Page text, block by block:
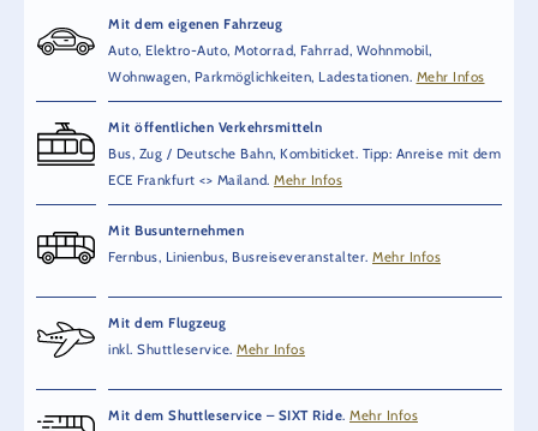
Mit dem eigenen Fahrzeug
Auto, Elektro-Auto, Motorrad, Fahrrad, Wohnmobil,
Wohnwagen, Parkmöglichkeiten, Ladestationen. Mehr Infos
Mit öffentlichen Verkehrsmitteln
Bus, Zug / Deutsche Bahn, Kombiticket. Tipp: Anreise mit dem
ECE Frankfurt <> Mailand. Mehr Infos
Mit Busunternehmen
Fernbus, Linienbus, Busreiseveranstalter. Mehr Infos
Mit dem Flugzeug
inkl. Shuttleservice. Mehr Infos
Mit dem Shuttleservice – SIXT Ride. Mehr Infos